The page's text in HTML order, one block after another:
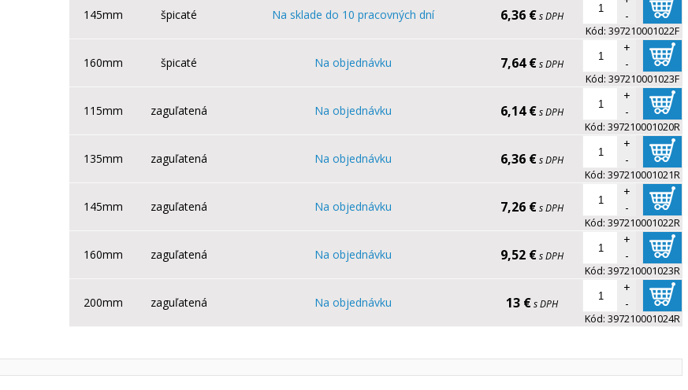
145mm špicaté Na sklade do 10 pracovných dní 6,36 €s DPH
-
Kód: 397210001022F
160mm špicaté Na objednávku 7,64 €s DPH
+
-
Kód: 397210001023F
115mm zaguľatená Na objednávku 6,14 €s DPH
+
-
Kód: 397210001020R
135mm zaguľatená Na objednávku 6,36 €s DPH
+
-
Kód: 397210001021R
145mm zaguľatená Na objednávku 7,26 €s DPH
+
-
Kód: 397210001022R
160mm zaguľatená Na objednávku 9,52 €s DPH
+
-
Kód: 397210001023R
200mm zaguľatená Na objednávku 13 €s DPH
+
-
Kód: 397210001024R